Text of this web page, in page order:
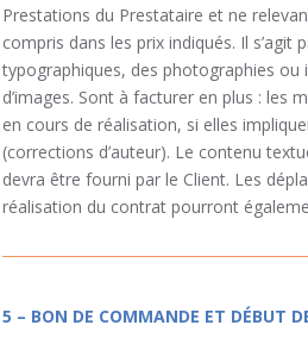
Prestations du Prestataire et ne
compris dans les prix indiqués. Il s’agit
typographiques, des photographies ou
d’images. Sont à facturer en plus : les
en cours de réalisation, si elles
(corrections d’auteur). Le contenu
devra être fourni par le Client. Les
réalisation du contrat pourront
5 – BON DE COMMANDE ET DÉBUT